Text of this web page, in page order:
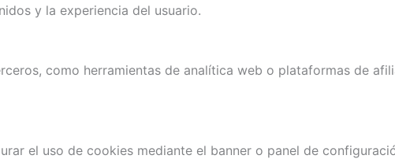
y la experiencia del usuario.
como herramientas de analítica web o plataformas de
el uso de cookies mediante el banner o panel de